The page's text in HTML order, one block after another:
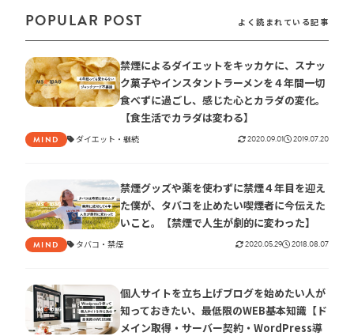
POPULAR POST よく読まれている記事
禁煙によるダイエットをキッカケに、スナッ
ク菓子やインスタントラーメンを４年間一切
食べずに過ごし、感じた心とカラダの変化。
【食生活でカラダは変わる】
MIND ダイエット 継続 2020.09.01 2019.07.20
禁煙グッズや薬を使わずに禁煙４年目を迎え
た僕が、タバコを止めたい喫煙者に今伝えた
いこと。【禁煙で人生が劇的に変わった】
MIND タバコ 禁煙 2020.05.29 2018.08.07
個人サイトを立ち上げブログを始めたい人が
知っておきたい、最低限のWEB基本知識【ド
メイン取得・サーバー契約・WordPress導